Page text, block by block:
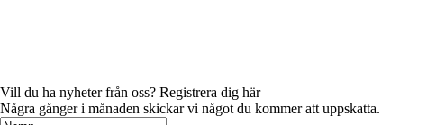
Vill du ha nyheter från oss? Registrera dig här
Några gånger i månaden skickar vi något du kommer att uppskatta.